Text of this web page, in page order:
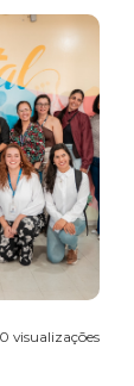
visualizações